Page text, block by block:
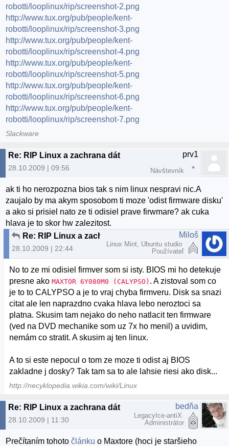
robotti/looplinux/rip/screenshot-2.png
http://www.tux.org/pub/people/kent-
robotti/looplinux/rip/screenshot-3.png
http://www.tux.org/pub/people/kent-
robotti/looplinux/rip/screenshot-4.png
http://www.tux.org/pub/people/kent-
robotti/looplinux/rip/screenshot-5.png
http://www.tux.org/pub/people/kent-
robotti/looplinux/rip/screenshot-6.png
http://www.tux.org/pub/people/kent-
robotti/looplinux/rip/screenshot-7.png
Slackware
Re: RIP Linux a zachrana dát
28.10.2009 | 09:56
prv1
Návštevník
ak ti ho nerozpozna bios tak s nim linux nespravi nic.A
zaujalo by ma akym sposobom ti moze 'odist firmware disku'
a ako si prisiel nato ze ti odisiel prave firwmare? ak cuka
hlava je to skor hw zalezitost.
Re: RIP Linux a zachrana dát
28.10.2009 | 22:44
Miloš
Linux Mint, Ubuntu studio
Používateľ
No to ze mi odisiel firmver som si isty. BIOS mi ho detekuje
presne akoMAXTOR 6Y080M0 (CALYPSO) . A zistoval som co
je to to CALYPSO a je to vraj chyba firmveru. Disk sa snazi
citat ale len naprazdno cvaka hlava lebo neroztoci sa
platna. Skusim tam nejako do neho natlacit ten firmware
(ved na DVD mechanike som uz 7x ho menil) a uvidim,
nemám co stratit. A skusim aj ten linux.
A to si este nepocul o tom ze moze ti odist aj BIOS
zakladne j dosky? Tak tam sa to ale lahsie riesi ako disk...
http://necyklopedia.wikia.com/wiki/Linux
Re: RIP Linux a zachrana dát
28.10.2009 | 11:30
bedňa
LegacyIce-antiX
Administrátor
Prečítaním tohotočlánku o Maxtore (hoci je staršieho